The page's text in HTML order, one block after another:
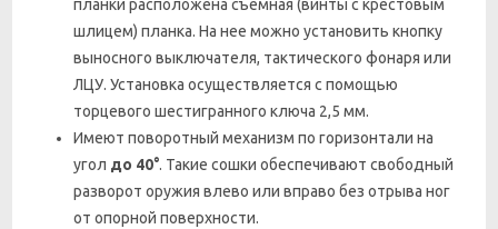
планки расположена съемная (винты с крестовым
шлицем) планка. На нее можно установить кнопку
выносного выключателя, тактического фонаря или
ЛЦУ. Установка осуществляется с помощью
торцевого шестигранного ключа 2,5 мм.
Имеют поворотный механизм по горизонтали на
угол до 40°. Такие сошки обеспечивают свободный
разворот оружия влево или вправо без отрыва ног
от опорной поверхности.